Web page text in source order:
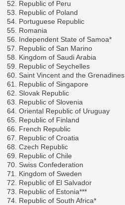
52. Republic of Peru
53. Republic of Poland
54. Portuguese Republic
55. Romania
56. Independent State of Samoa*
57. Republic of San Marino
58. Kingdom of Saudi Arabia
59. Republic of Seychelles
60. Saint Vincent and the Grenadines
61. Republic of Singapore
62. Slovak Republic
63. Republic of Slovenia
64. Oriental Republic of Uruguay
65. Republic of Finland
66. French Republic
67. Republic of Croatia
68. Czech Republic
69. Republic of Chile
70. Swiss Confederation
71. Kingdom of Sweden
72. Republic of El Salvador
73. Republic of Estonia***
74. Republic of South Africa*